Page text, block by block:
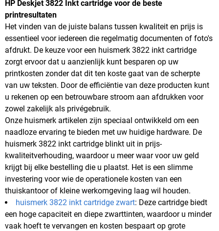
HP Deskjet 3822 Inkt cartridge voor de beste
printresultaten
Het vinden van de juiste balans tussen kwaliteit en prijs is
essentieel voor iedereen die regelmatig documenten of foto's
afdrukt. De keuze voor een huismerk 3822 inkt cartridge
zorgt ervoor dat u aanzienlijk kunt besparen op uw
printkosten zonder dat dit ten koste gaat van de scherpte
van uw teksten. Door de efficiëntie van deze producten kunt
u rekenen op een betrouwbare stroom aan afdrukken voor
zowel zakelijk als privégebruik.
Onze huismerk artikelen zijn speciaal ontwikkeld om een
naadloze ervaring te bieden met uw huidige hardware. De
huismerk 3822 inkt cartridge blinkt uit in prijs-
kwaliteitverhouding, waardoor u meer waar voor uw geld
krijgt bij elke bestelling die u plaatst. Het is een slimme
investering voor wie de operationele kosten van een
thuiskantoor of kleine werkomgeving laag wil houden.
huismerk 3822 inkt cartridge zwart: Deze cartridge biedt
een hoge capaciteit en diepe zwarttinten, waardoor u minder
vaak hoeft te vervangen en kosten bespaart op grote